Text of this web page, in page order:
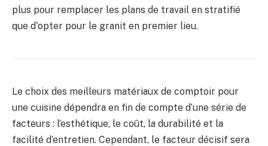
plus pour remplacer les plans de travail en stratifié
que d'opter pour le granit en premier lieu.
Le choix des meilleurs matériaux de comptoir pour
une cuisine dépendra en fin de compte d’une série de
facteurs : l’esthétique, le coût, la durabilité et la
facilité d’entretien. Cependant, le facteur décisif sera